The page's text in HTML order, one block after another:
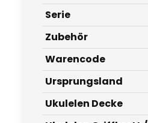
Serie
Zubehör
Warencode
Ursprungsland
Ukulelen Decke